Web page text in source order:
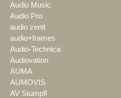
Audio Music
Audio Pro
audio zenit
audio+frames
Audio-Technica
Audiovation
AUMA
AUMOVIS
AV Stumpfl